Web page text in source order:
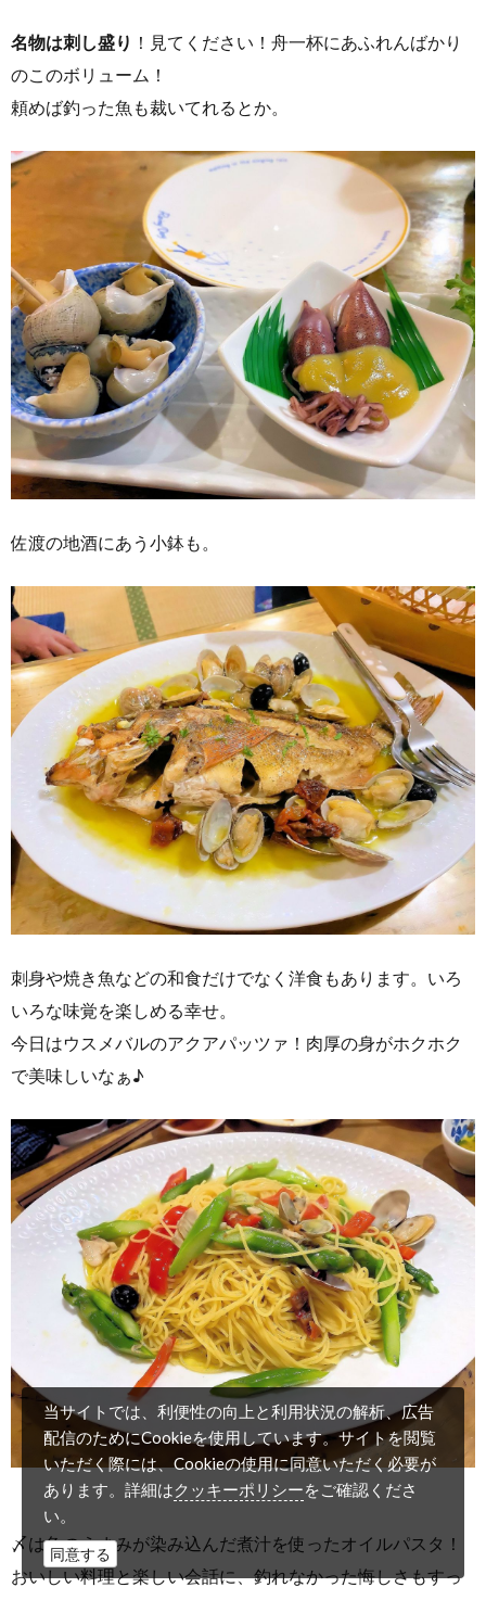
名物は刺し盛り ！見てください！舟一杯にあふれんばかり
のこのボリューム！
頼めば釣った魚も裁いてれるとか。
佐渡の地酒にあう小鉢も。
刺身や焼き魚などの和食だけでなく洋食もあります。いろ
いろな味覚を楽しめる幸せ。
今日はウスメバルのアクアパッツァ！肉厚の身がホクホク
で美味しいなぁ♪
〆は魚のうまみが染み込んだ煮汁を使ったオイルパスタ！
おいしい料理と楽しい会話に、釣れなかった悔しさもすっ
当サイトでは、利便性の向上と利用状況の解析、広告
配信のためにCookieを使用しています。サイトを閲覧
いただく際には、Cookieの使用に同意いただく必要が
あります。詳細はクッキーポリシーをご確認くださ
い。
同意する